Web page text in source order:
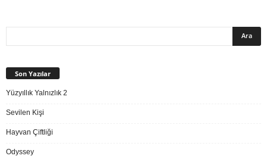
Son Yazılar
Yüzyıllık Yalnızlık 2
Sevilen Kişi
Hayvan Çiftliği
Odyssey